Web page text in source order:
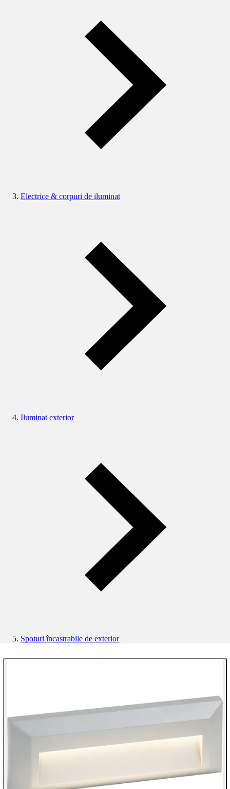
Electrice & corpuri de iluminat
Iluminat exterior
Spoturi încastrabile de exterior